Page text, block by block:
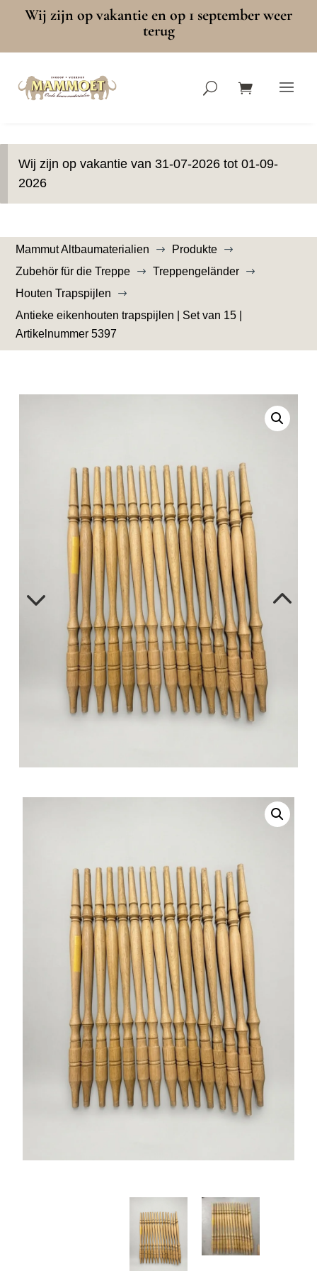
Wij zijn op vakantie en op 1 september weer
terug
Wij zijn op vakantie van 31-07-2026 tot 01-09-
2026
Mammut Altbaumaterialien $ Produkte $
Zubehör für die Treppe $ Treppengeländer $
Houten Trapspijlen $
Antieke eikenhouten trapspijlen | Set van 15 |
Artikelnummer 5397